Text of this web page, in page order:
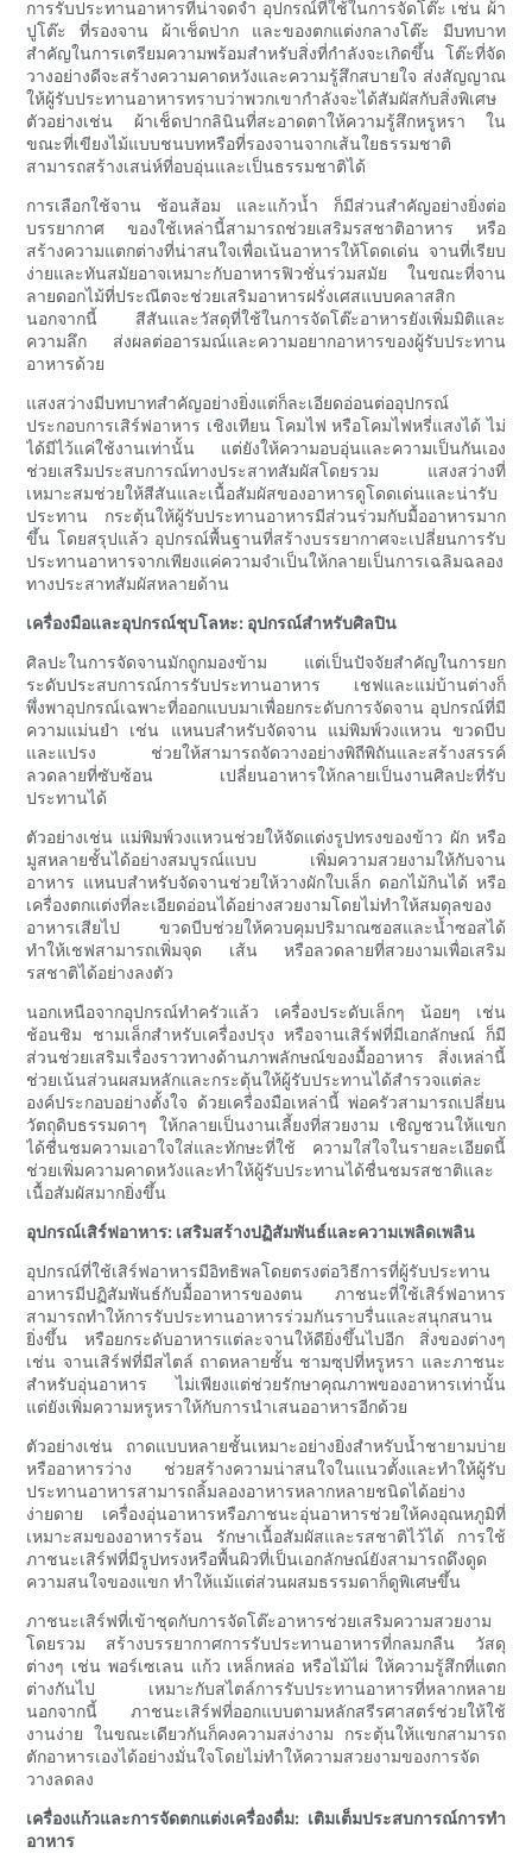
การรับประทานอาหารที่น่าจดจำ อุปกรณ์ที่ใช้ในการจัดโต๊ะ เช่น ผ้า
ปูโต๊ะ ที่รองจาน ผ้าเช็ดปาก และของตกแต่งกลางโต๊ะ มีบทบาท
สำคัญในการเตรียมความพร้อมสำหรับสิ่งที่กำลังจะเกิดขึ้น โต๊ะที่จัด
วางอย่างดีจะสร้างความคาดหวังและความรู้สึกสบายใจ ส่งสัญญาณ
ให้ผู้รับประทานอาหารทราบว่าพวกเขากำลังจะได้สัมผัสกับสิ่งพิเศษ
ตัวอย่างเช่น ผ้าเช็ดปากลินินที่สะอาดตาให้ความรู้สึกหรูหรา ใน
ขณะที่เขียงไม้แบบชนบทหรือที่รองจานจากเส้นใยธรรมชาติ
สามารถสร้างเสน่ห์ที่อบอุ่นและเป็นธรรมชาติได้
การเลือกใช้จาน ช้อนส้อม และแก้วน้ำ ก็มีส่วนสำคัญอย่างยิ่งต่อ
บรรยากาศ ของใช้เหล่านี้สามารถช่วยเสริมรสชาติอาหาร หรือ
สร้างความแตกต่างที่น่าสนใจเพื่อเน้นอาหารให้โดดเด่น จานที่เรียบ
ง่ายและทันสมัยอาจเหมาะกับอาหารฟิวชั่นร่วมสมัย ในขณะที่จาน
ลายดอกไม้ที่ประณีตจะช่วยเสริมอาหารฝรั่งเศสแบบคลาสสิก
นอกจากนี้ สีสันและวัสดุที่ใช้ในการจัดโต๊ะอาหารยังเพิ่มมิติและ
ความลึก ส่งผลต่ออารมณ์และความอยากอาหารของผู้รับประทาน
อาหารด้วย
แสงสว่างมีบทบาทสำคัญอย่างยิ่งแต่ก็ละเอียดอ่อนต่ออุปกรณ์
ประกอบการเสิร์ฟอาหาร เชิงเทียน โคมไฟ หรือโคมไฟหรี่แสงได้ ไม่
ได้มีไว้แค่ใช้งานเท่านั้น แต่ยังให้ความอบอุ่นและความเป็นกันเอง
ช่วยเสริมประสบการณ์ทางประสาทสัมผัสโดยรวม แสงสว่างที่
เหมาะสมช่วยให้สีสันและเนื้อสัมผัสของอาหารดูโดดเด่นและน่ารับ
ประทาน กระตุ้นให้ผู้รับประทานอาหารมีส่วนร่วมกับมื้ออาหารมาก
ขึ้น โดยสรุปแล้ว อุปกรณ์พื้นฐานที่สร้างบรรยากาศจะเปลี่ยนการรับ
ประทานอาหารจากเพียงแค่ความจำเป็นให้กลายเป็นการเฉลิมฉลอง
ทางประสาทสัมผัสหลายด้าน
เครื่องมือและอุปกรณ์ชุบโลหะ: อุปกรณ์สำหรับศิลปิน
ศิลปะในการจัดจานมักถูกมองข้าม แต่เป็นปัจจัยสำคัญในการยก
ระดับประสบการณ์การรับประทานอาหาร เชฟและแม่บ้านต่างก็
พึ่งพาอุปกรณ์เฉพาะที่ออกแบบมาเพื่อยกระดับการจัดจาน อุปกรณ์ที่มี
ความแม่นยำ เช่น แหนบสำหรับจัดจาน แม่พิมพ์วงแหวน ขวดบีบ
และแปรง ช่วยให้สามารถจัดวางอย่างพิถีพิถันและสร้างสรรค์
ลวดลายที่ซับซ้อน เปลี่ยนอาหารให้กลายเป็นงานศิลปะที่รับ
ประทานได้
ตัวอย่างเช่น แม่พิมพ์วงแหวนช่วยให้จัดแต่งรูปทรงของข้าว ผัก หรือ
มูสหลายชั้นได้อย่างสมบูรณ์แบบ เพิ่มความสวยงามให้กับจาน
อาหาร แหนบสำหรับจัดจานช่วยให้วางผักใบเล็ก ดอกไม้กินได้ หรือ
เครื่องตกแต่งที่ละเอียดอ่อนได้อย่างสวยงามโดยไม่ทำให้สมดุลของ
อาหารเสียไป ขวดบีบช่วยให้ควบคุมปริมาณซอสและน้ำซอสได้
ทำให้เชฟสามารถเพิ่มจุด เส้น หรือลวดลายที่สวยงามเพื่อเสริม
รสชาติได้อย่างลงตัว
นอกเหนือจากอุปกรณ์ทำครัวแล้ว เครื่องประดับเล็กๆ น้อยๆ เช่น
ช้อนชิม ชามเล็กสำหรับเครื่องปรุง หรือจานเสิร์ฟที่มีเอกลักษณ์ ก็มี
ส่วนช่วยเสริมเรื่องราวทางด้านภาพลักษณ์ของมื้ออาหาร สิ่งเหล่านี้
ช่วยเน้นส่วนผสมหลักและกระตุ้นให้ผู้รับประทานได้สำรวจแต่ละ
องค์ประกอบอย่างตั้งใจ ด้วยเครื่องมือเหล่านี้ พ่อครัวสามารถเปลี่ยน
วัตถุดิบธรรมดาๆ ให้กลายเป็นงานเลี้ยงที่สวยงาม เชิญชวนให้แขก
ได้ชื่นชมความเอาใจใส่และทักษะที่ใช้ ความใส่ใจในรายละเอียดนี้
ช่วยเพิ่มความคาดหวังและทำให้ผู้รับประทานได้ชื่นชมรสชาติและ
เนื้อสัมผัสมากยิ่งขึ้น
อุปกรณ์เสิร์ฟอาหาร: เสริมสร้างปฏิสัมพันธ์และความเพลิดเพลิน
อุปกรณ์ที่ใช้เสิร์ฟอาหารมีอิทธิพลโดยตรงต่อวิธีการที่ผู้รับประทาน
อาหารมีปฏิสัมพันธ์กับมื้ออาหารของตน ภาชนะที่ใช้เสิร์ฟอาหาร
สามารถทำให้การรับประทานอาหารร่วมกันราบรื่นและสนุกสนาน
ยิ่งขึ้น หรือยกระดับอาหารแต่ละจานให้ดียิ่งขึ้นไปอีก สิ่งของต่างๆ
เช่น จานเสิร์ฟที่มีสไตล์ ถาดหลายชั้น ชามซุปที่หรูหรา และภาชนะ
สำหรับอุ่นอาหาร ไม่เพียงแต่ช่วยรักษาคุณภาพของอาหารเท่านั้น
แต่ยังเพิ่มความหรูหราให้กับการนำเสนออาหารอีกด้วย
ตัวอย่างเช่น ถาดแบบหลายชั้นเหมาะอย่างยิ่งสำหรับน้ำชายามบ่าย
หรืออาหารว่าง ช่วยสร้างความน่าสนใจในแนวตั้งและทำให้ผู้รับ
ประทานอาหารสามารถลิ้มลองอาหารหลากหลายชนิดได้อย่าง
ง่ายดาย เครื่องอุ่นอาหารหรือภาชนะอุ่นอาหารช่วยให้คงอุณหภูมิที่
เหมาะสมของอาหารร้อน รักษาเนื้อสัมผัสและรสชาติไว้ได้ การใช้
ภาชนะเสิร์ฟที่มีรูปทรงหรือพื้นผิวที่เป็นเอกลักษณ์ยังสามารถดึงดูด
ความสนใจของแขก ทำให้แม้แต่ส่วนผสมธรรมดาก็ดูพิเศษขึ้น
ภาชนะเสิร์ฟที่เข้าชุดกับการจัดโต๊ะอาหารช่วยเสริมความสวยงาม
โดยรวม สร้างบรรยากาศการรับประทานอาหารที่กลมกลืน วัสดุ
ต่างๆ เช่น พอร์เซเลน แก้ว เหล็กหล่อ หรือไม้ไผ่ ให้ความรู้สึกที่แตก
ต่างกันไป เหมาะกับสไตล์การรับประทานอาหารที่หลากหลาย
นอกจากนี้ ภาชนะเสิร์ฟที่ออกแบบตามหลักสรีรศาสตร์ช่วยให้ใช้
งานง่าย ในขณะเดียวกันก็คงความสง่างาม กระตุ้นให้แขกสามารถ
ตักอาหารเองได้อย่างมั่นใจโดยไม่ทำให้ความสวยงามของการจัด
วางลดลง
เครื่องแก้วและการจัดตกแต่งเครื่องดื่ม: เติมเต็มประสบการณ์การทำ
อาหาร